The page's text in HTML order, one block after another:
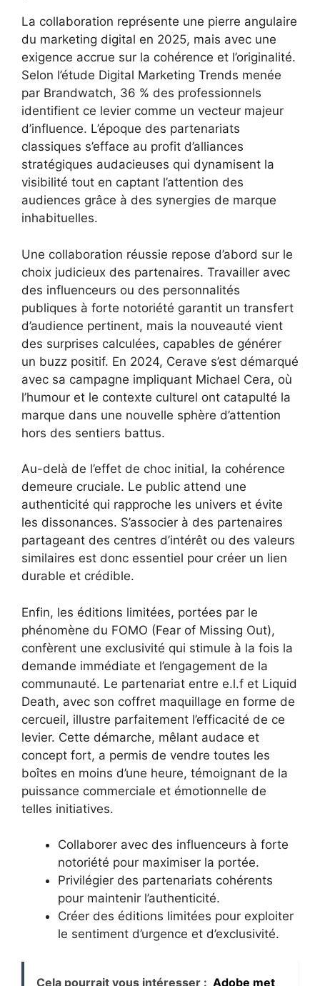
La collaboration représente une pierre angulaire
du marketing digital en 2025, mais avec une
exigence accrue sur la cohérence et l’originalité.
Selon l’étude Digital Marketing Trends menée
par Brandwatch, 36 % des professionnels
identifient ce levier comme un vecteur majeur
d’influence. L’époque des partenariats
classiques s’efface au profit d’alliances
stratégiques audacieuses qui dynamisent la
visibilité tout en captant l’attention des
audiences grâce à des synergies de marque
inhabituelles.
Une collaboration réussie repose d’abord sur le
choix judicieux des partenaires. Travailler avec
des influenceurs ou des personnalités
publiques à forte notoriété garantit un transfert
d’audience pertinent, mais la nouveauté vient
des surprises calculées, capables de générer
un buzz positif. En 2024, Cerave s’est démarqué
avec sa campagne impliquant Michael Cera, où
l’humour et le contexte culturel ont catapulté la
marque dans une nouvelle sphère d’attention
hors des sentiers battus.
Au-delà de l’effet de choc initial, la cohérence
demeure cruciale. Le public attend une
authenticité qui rapproche les univers et évite
les dissonances. S’associer à des partenaires
partageant des centres d’intérêt ou des valeurs
similaires est donc essentiel pour créer un lien
durable et crédible.
Enfin, les éditions limitées, portées par le
phénomène du FOMO (Fear of Missing Out),
confèrent une exclusivité qui stimule à la fois la
demande immédiate et l’engagement de la
communauté. Le partenariat entre e.l.f et Liquid
Death, avec son coffret maquillage en forme de
cercueil, illustre parfaitement l’efficacité de ce
levier. Cette démarche, mêlant audace et
concept fort, a permis de vendre toutes les
boîtes en moins d’une heure, témoignant de la
puissance commerciale et émotionnelle de
telles initiatives.
Collaborer avec des influenceurs à forte
notoriété pour maximiser la portée.
Privilégier des partenariats cohérents
pour maintenir l’authenticité.
Créer des éditions limitées pour exploiter
le sentiment d’urgence et d’exclusivité.
Cela pourrait vous intéresser : Adobe met